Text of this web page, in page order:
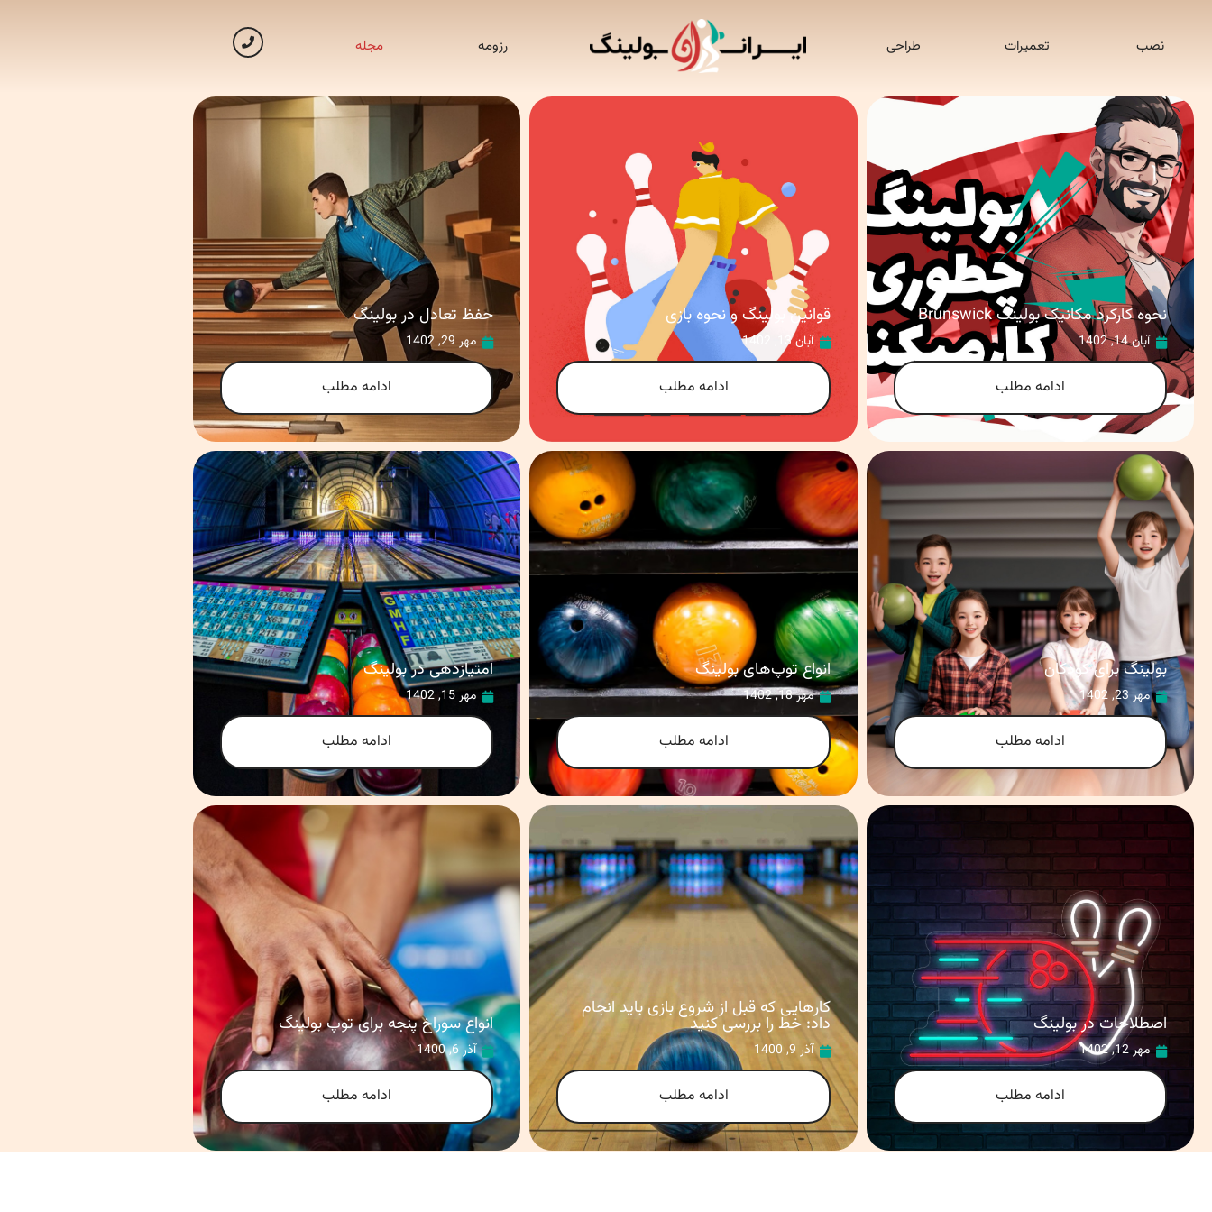
نصب تعمیرات طراحی رزومه مجله
نحوه کارکرد مکانیک بولینگ Brunswick
آبان 14, 1402
ادامه مطلب
قوانین بولینگ و نحوه بازی
آبان 13, 1402
ادامه مطلب
حفظ تعادل در بولینگ
مهر 29, 1402
ادامه مطلب
بولینگ برای کودکان
مهر 23, 1402
ادامه مطلب
انواع توپ‌های بولینگ
مهر 18, 1402
ادامه مطلب
امتیازدهی در بولینگ
مهر 15, 1402
ادامه مطلب
اصطلاحات در بولینگ
مهر 12, 1402
ادامه مطلب
کارهایی که قبل از شروع بازی باید انجام
داد: خط را بررسی کنید
آذر 9, 1400
ادامه مطلب
انواع سوراخ پنجه برای توپ بولینگ
آذر 6, 1400
ادامه مطلب